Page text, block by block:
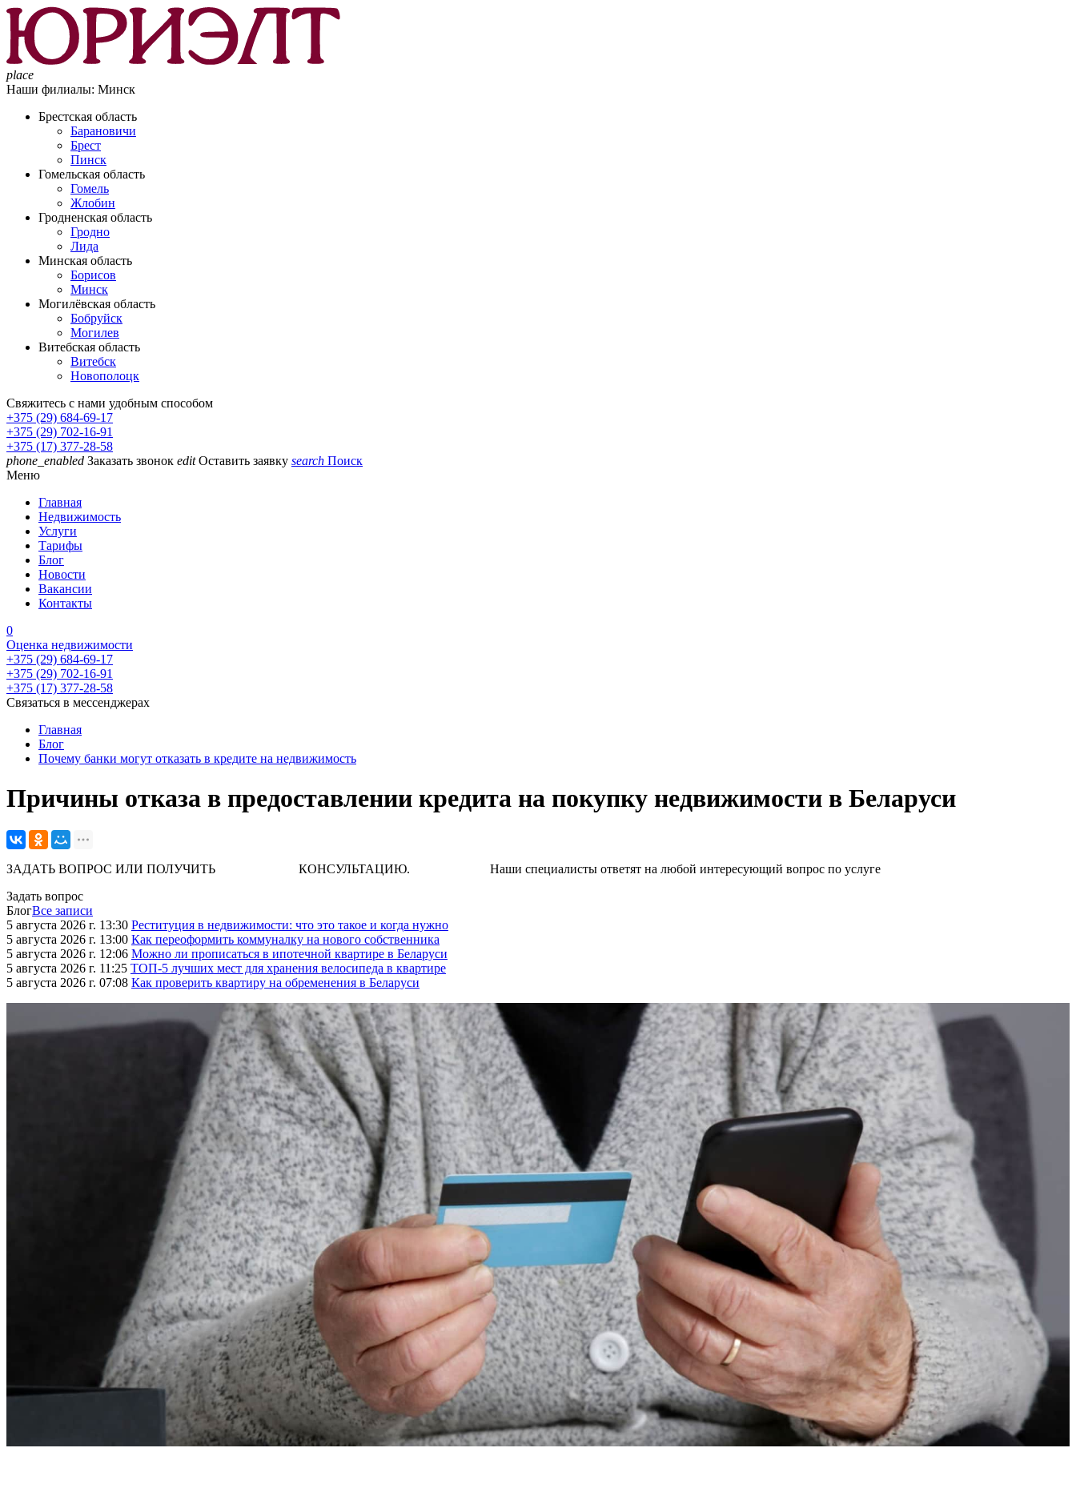
place
Наши филиалы: Минск
Брестская область
Барановичи
Брест
Пинск
Гомельская область
Гомель
Жлобин
Гродненская область
Гродно
Лида
Минская область
Борисов
Минск
Могилёвская область
Бобруйск
Могилев
Витебская область
Витебск
Новополоцк
Свяжитесь с нами удобным способом
+375 (29) 684-69-17
+375 (29) 702-16-91
+375 (17) 377-28-58
phone_enabled Заказать звонок edit Оставить заявку search Поиск
Меню
Главная
Недвижимость
Услуги
Тарифы
Блог
Новости
Вакансии
Контакты
0
Оценка недвижимости
+375 (29) 684-69-17
+375 (29) 702-16-91
+375 (17) 377-28-58
Связаться в мессенджерах
Главная
Блог
Почему банки могут отказать в кредите на недвижимость
Причины отказа в предоставлении кредита на покупку недвижимости в Беларуси
ЗАДАТЬ ВОПРОС ИЛИ ПОЛУЧИТЬ КОНСУЛЬТАЦИЮ. Наши специалисты ответят на любой интересующий вопрос по услуге
Задать вопрос
БлогВсе записи
5 августа 2026 г. 13:30 Реституция в недвижимости: что это такое и когда нужно
5 августа 2026 г. 13:00 Как переоформить коммуналку на нового собственника
5 августа 2026 г. 12:06 Можно ли прописаться в ипотечной квартире в Беларуси
5 августа 2026 г. 11:25 ТОП-5 лучших мест для хранения велосипеда в квартире
5 августа 2026 г. 07:08 Как проверить квартиру на обременения в Беларуси